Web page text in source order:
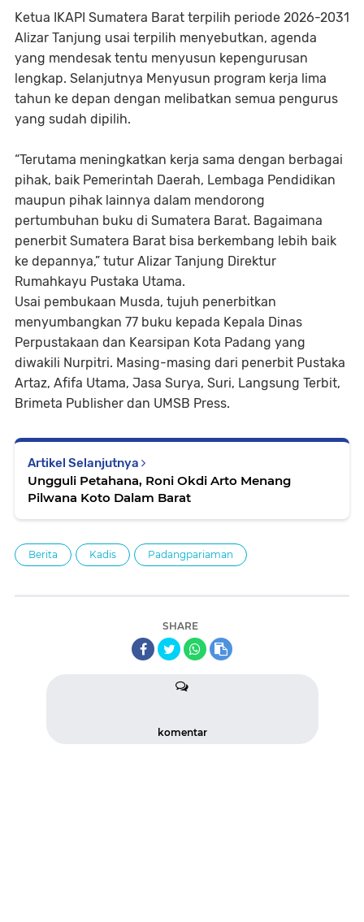
Ketua IKAPI Sumatera Barat terpilih periode 2026-2031
Alizar Tanjung usai terpilih menyebutkan, agenda
yang mendesak tentu menyusun kepengurusan
lengkap. Selanjutnya Menyusun program kerja lima
tahun ke depan dengan melibatkan semua pengurus
yang sudah dipilih.
“Terutama meningkatkan kerja sama dengan berbagai
pihak, baik Pemerintah Daerah, Lembaga Pendidikan
maupun pihak lainnya dalam mendorong
pertumbuhan buku di Sumatera Barat. Bagaimana
penerbit Sumatera Barat bisa berkembang lebih baik
ke depannya,” tutur Alizar Tanjung Direktur
Rumahkayu Pustaka Utama.
Usai pembukaan Musda, tujuh penerbitkan
menyumbangkan 77 buku kepada Kepala Dinas
Perpustakaan dan Kearsipan Kota Padang yang
diwakili Nurpitri. Masing-masing dari penerbit Pustaka
Artaz, Afifa Utama, Jasa Surya, Suri, Langsung Terbit,
Brimeta Publisher dan UMSB Press.
Artikel Selanjutnya
Ungguli Petahana, Roni Okdi Arto Menang
Pilwana Koto Dalam Barat
Berita Kadis Padangpariaman
SHARE
komentar